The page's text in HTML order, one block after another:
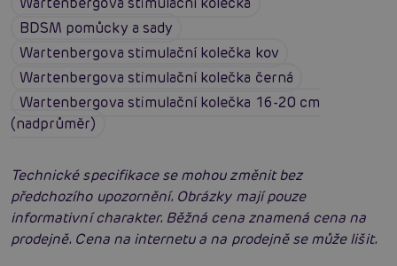
BDSM pomůcky a sady
Wartenbergova stimulační kolečka kov
Wartenbergova stimulační kolečka černá
Wartenbergova stimulační kolečka 16-20 cm
(nadprůměr)
Technické specifikace se mohou změnit bez
předchozího upozornění. Obrázky mají pouze
informativní charakter. Běžná cena znamená cena na
prodejně. Cena na internetu a na prodejně se může lišit.